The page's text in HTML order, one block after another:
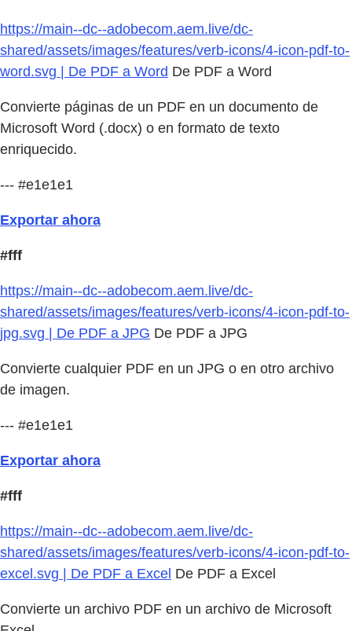
https://main--dc--adobecom.aem.live/dc-
shared/assets/images/features/verb-icons/4-icon-pdf-to-
word.svg | De PDF a Word De PDF a Word
Convierte páginas de un PDF en un documento de
Microsoft Word (.docx) o en formato de texto
enriquecido.
--- #e1e1e1
Exportar ahora
#fff
https://main--dc--adobecom.aem.live/dc-
shared/assets/images/features/verb-icons/4-icon-pdf-to-
jpg.svg | De PDF a JPG De PDF a JPG
Convierte cualquier PDF en un JPG o en otro archivo
de imagen.
--- #e1e1e1
Exportar ahora
#fff
https://main--dc--adobecom.aem.live/dc-
shared/assets/images/features/verb-icons/4-icon-pdf-to-
excel.svg | De PDF a Excel De PDF a Excel
Convierte un archivo PDF en un archivo de Microsoft